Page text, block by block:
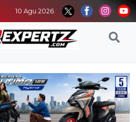
10 Agu 2026